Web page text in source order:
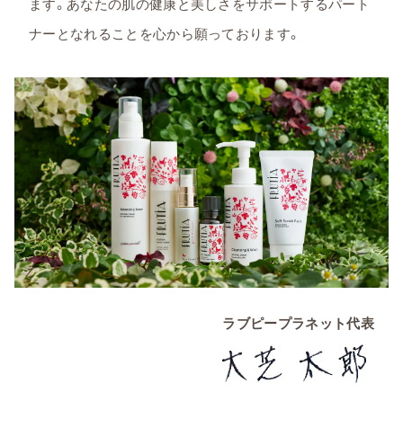
ナーとなれることを心から願っております。
ラブピープラネット代表